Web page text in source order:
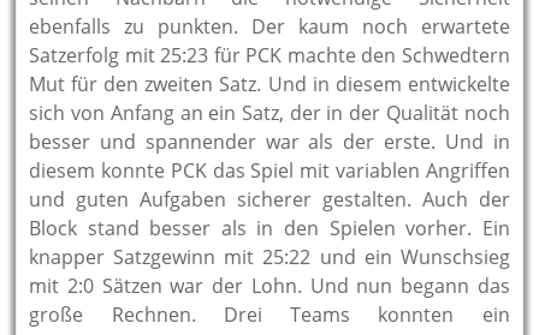
ebenfalls zu punkten. Der kaum noch erwartete
Satzerfolg mit 25:23 für PCK machte den Schwedtern
Mut für den zweiten Satz. Und in diesem entwickelte
sich von Anfang an ein Satz, der in der Qualität noch
besser und spannender war als der erste. Und in
diesem konnte PCK das Spiel mit variablen Angriffen
und guten Aufgaben sicherer gestalten. Auch der
Block stand besser als in den Spielen vorher. Ein
knapper Satzgewinn mit 25:22 und ein Wunschsieg
mit 2:0 Sätzen war der Lohn. Und nun begann das
große Rechnen. Drei Teams konnten ein